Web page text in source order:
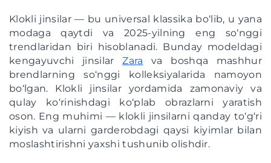
Klokli jinsilar — bu universal klassika bo‘lib, u yana
modaga qaytdi va 2025-yilning eng so‘nggi
trendlaridan biri hisoblanadi. Bunday modeldagi
kengayuvchi jinsilarZara va boshqa mashhur
brendlarning so‘nggi kolleksiyalarida namoyon
bo‘lgan. Klokli jinsilar yordamida zamonaviy va
qulay ko‘rinishdagi ko‘plab obrazlarni yaratish
oson. Eng muhimi — klokli jinsilarni qanday to‘g‘ri
kiyish va ularni garderobdagi qaysi kiyimlar bilan
moslashtirishni yaxshi tushunib olishdir.